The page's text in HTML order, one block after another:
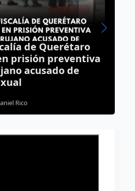
Poliniza Querétaro
157% el número de
en la capital